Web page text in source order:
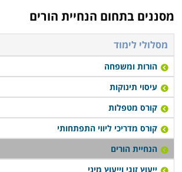
מסננים בתחום הנחיית הורים
מסלולי לימוד
הורות ומשפחה
עיסוי תינוקות
קורס מטפלות
קורס מדריכי ליווי התפתחותי
הנחיית הורים
ייעוץ זוגי וייעוץ מיני